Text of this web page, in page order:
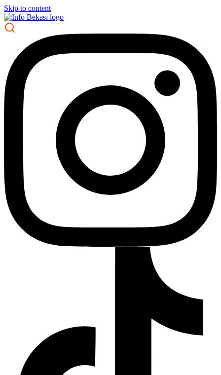
Skip to content